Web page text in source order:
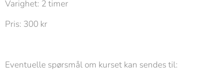
Varighet: 2 timer
Pris: 300 kr
Eventuelle spørsmål om kurset kan sendes til: